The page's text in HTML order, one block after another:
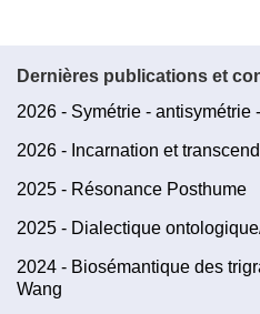
Dernières publications et
2026 - Symétrie - antisymétrie
2026 - Incarnation et
2025 - Résonance Posthume
2025 - Dialectique
2024 - Biosémantique des
Wang